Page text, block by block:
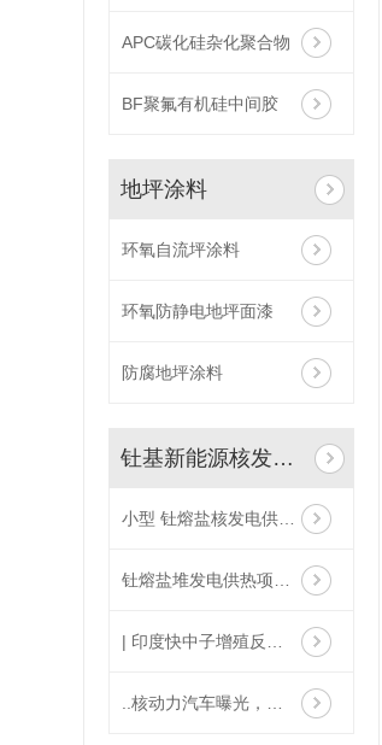
APC碳化硅杂化聚合物
BF聚氟有机硅中间胶
地坪涂料
环氧自流坪涂料
环氧防静电地坪面漆
防腐地坪涂料
钍基新能源核发电供热项目
小型 钍熔盐核发电供热制氢项目
钍熔盐堆发电供热项目介绍
| 印度快中子增殖反应堆将投入运行，可成倍减少长期放射性废料
..核动力汽车曝光，竟是一座小型核电站